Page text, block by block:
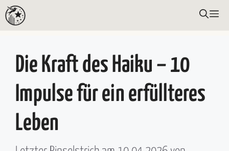
Zum
Inhalt
Die Kraft des Haiku – 10
Impulse für ein erfüllteres
Leben